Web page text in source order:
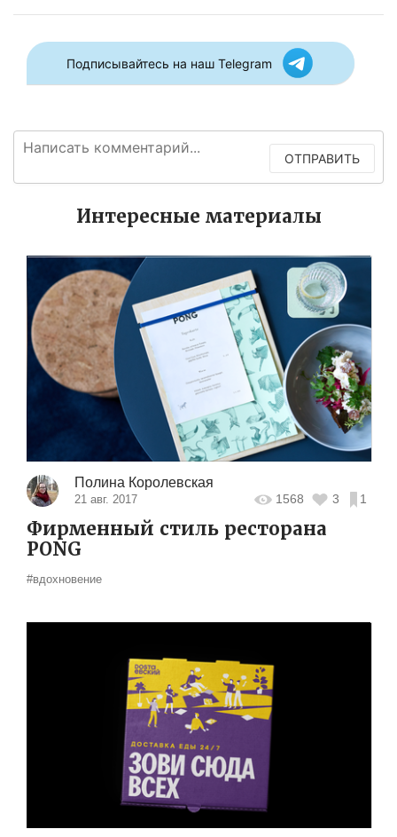
Подписывайтесь на наш Telegram
ОТПРАВИТЬ
Интересные материалы
Полина Королевская
21 авг. 2017 1568 3 1
Фирменный стиль ресторана
PONG
#вдохновение